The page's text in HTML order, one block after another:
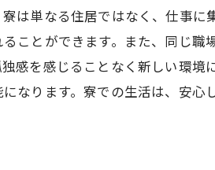
習得する機会
た準備
長の鍵
すめ！寮付き求人で安心スタート
は単なる住居ではなく、仕事
ことができます。また、同じ
感を感じることなく新しい環
なります。寮での生活は、安